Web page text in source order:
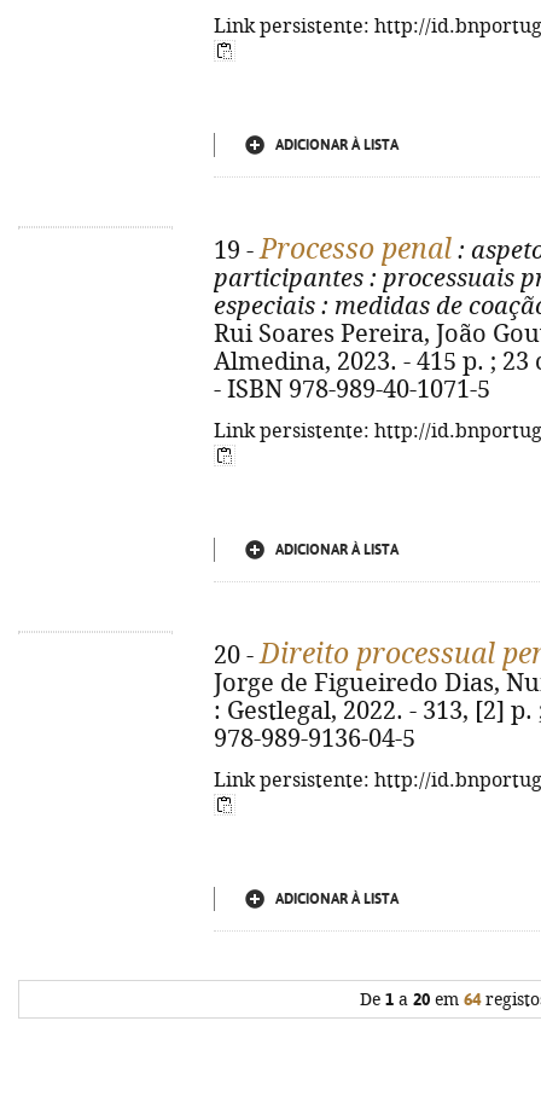
Link persistente: http://
ADICIONAR À LISTA
19 -Processo penal :
participantes : processuais
especiais : medidas de
Rui Soares Pereira, João
Almedina, 2023. - 415 p. ;
- ISBN 978-989-40-1071-5
Link persistente: http://
ADICIONAR À LISTA
20 -Direito processual
Jorge de Figueiredo Dias,
: Gestlegal, 2022. - 313, [2]
978-989-9136-04-5
Link persistente: http://
ADICIONAR À LISTA
De 1a 20em 64